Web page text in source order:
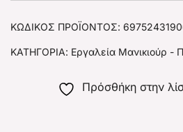
ΚΩΔΙΚΌΣ ΠΡΟΪΌΝΤΟΣ:
ΚΑΤΗΓΟΡΊΑ: Εργαλεία Μανικιούρ -
Πρόσθήκη στην